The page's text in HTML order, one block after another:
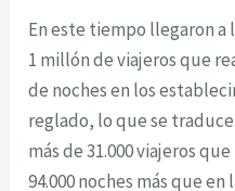
En este tiempo llegaron a
1 millón de viajeros que
de noches en los
reglado, lo que se
más de 31.000 viajeros
94.000 noches más que en